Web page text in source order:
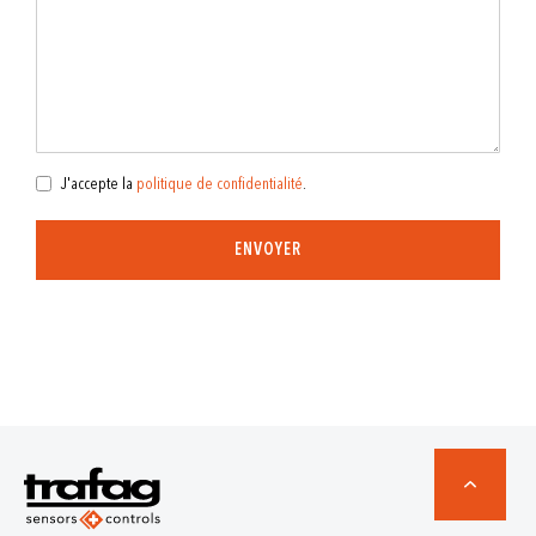
J'accepte la politique de confidentialité.
ENVOYER